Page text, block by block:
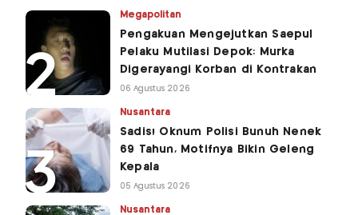
Megapolitan
Pengakuan Mengejutkan Saepul
Pelaku Mutilasi Depok: Murka
Digerayangi Korban di Kontrakan
06 Agustus 2026
Nusantara
Sadis! Oknum Polisi Bunuh Nenek
69 Tahun, Motifnya Bikin Geleng
Kepala
05 Agustus 2026
Nusantara